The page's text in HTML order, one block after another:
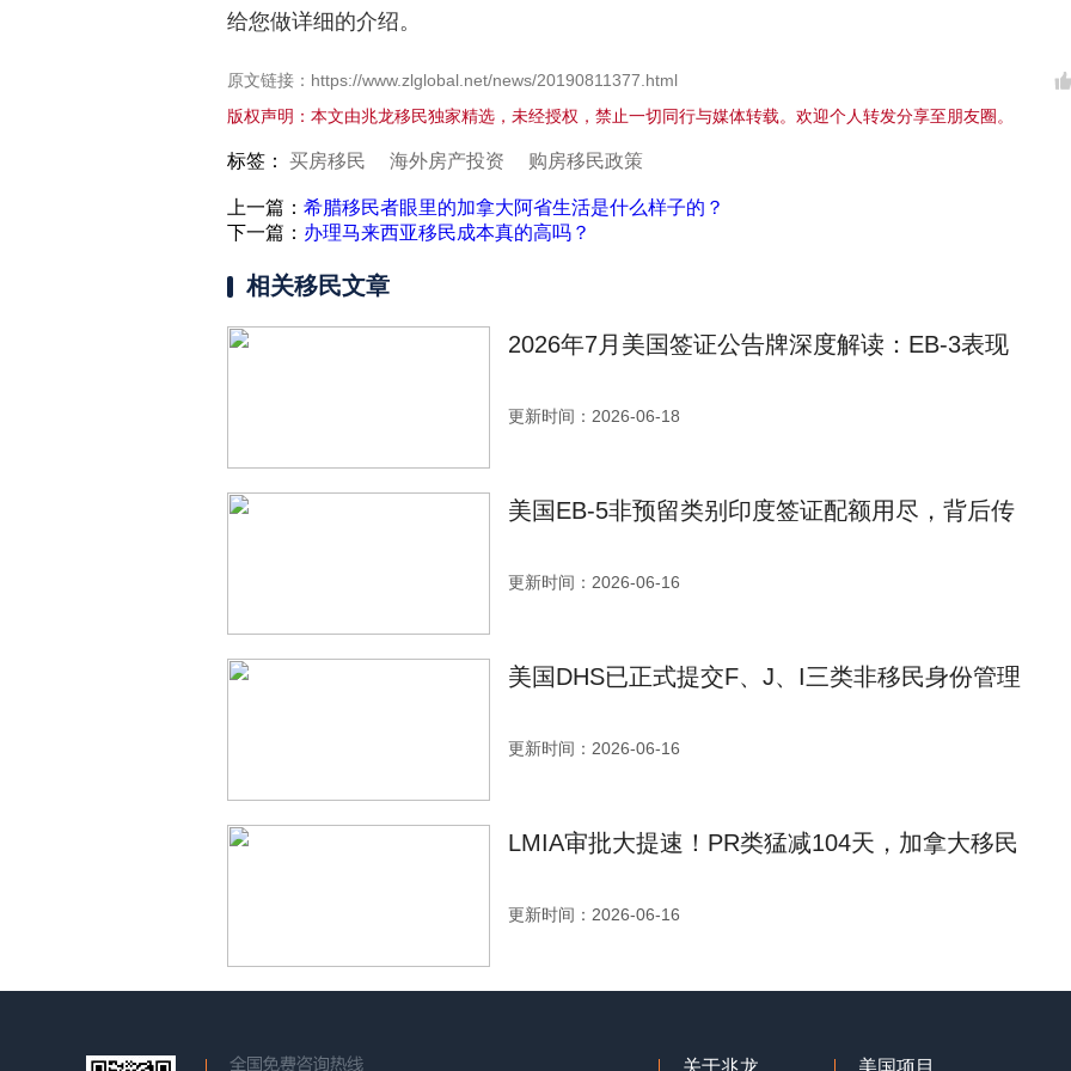
给您做详细的介绍。
原文链接：https://www.zlglobal.net/news/20190811377.html
版权声明：本文由兆龙移民独家精选，未经授权，禁止一切同行与媒体转载。欢迎个人转发分享至朋友圈。
标签： 买房移民 海外房产投资 购房移民政策
上一篇： 希腊移民者眼里的加拿大阿省生活是什么样子的？
下一篇： 办理马来西亚移民成本真的高吗？
相关移民文章
2026年7月美国签证公告牌深度解读：EB-3表现
更新时间：2026-06-18
美国EB-5非预留类别印度签证配额用尽，背后传
更新时间：2026-06-16
美国DHS已正式提交F、J、I三类非移民身份管理
更新时间：2026-06-16
LMIA审批大提速！PR类猛减104天，加拿大移民
更新时间：2026-06-16
关于兆龙 美国项目